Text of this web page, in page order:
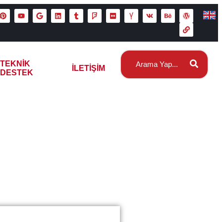
TEKNIK
DESTEK
İLETIŞIM